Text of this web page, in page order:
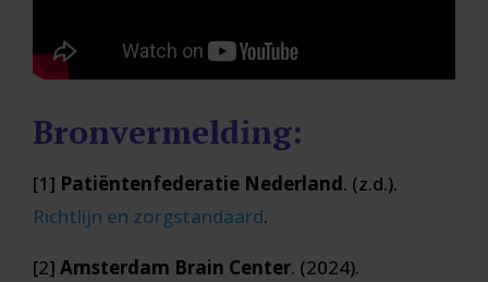
Bronvermelding:
[1] Patiëntenfederatie Nederland. (z.d.).
Richtlijn en zorgstandaard.
[2] Amsterdam Brain Center. (2024).